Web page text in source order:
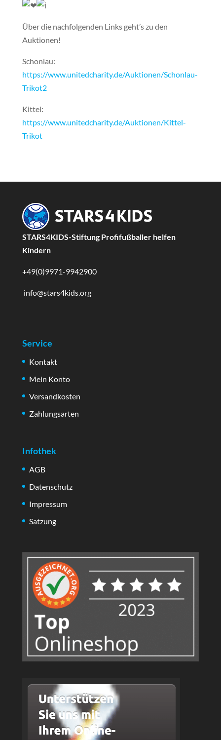
Über die nachfolgenden Links geht’s zu den
Auktionen!
Schonlau:
https://www.unitedcharity.de/Auktionen/Schonlau-
Trikot2
Kittel:
https://www.unitedcharity.de/Auktionen/Kittel-
Trikot
STARS4KIDS-Stiftung Profifußballer helfen
Kindern
+49(0)9971-9942900
info@stars4kids.org
Service
Kontakt
Mein Konto
Versandkosten
Zahlungsarten
Infothek
AGB
Datenschutz
Impressum
Satzung